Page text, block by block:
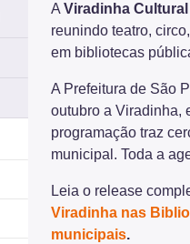
A Viradinha Cultural
reunindo teatro,
em bibliotecas
A Prefeitura de São
outubro a Viradinha,
programação traz
municipal. Toda a
Leia o release
Viradinha nas
municipais.